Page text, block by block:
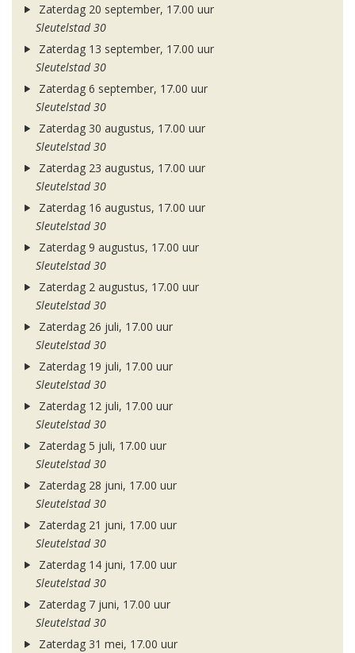
Zaterdag 20 september, 17.00 uur
Sleutelstad 30
Zaterdag 13 september, 17.00 uur
Sleutelstad 30
Zaterdag 6 september, 17.00 uur
Sleutelstad 30
Zaterdag 30 augustus, 17.00 uur
Sleutelstad 30
Zaterdag 23 augustus, 17.00 uur
Sleutelstad 30
Zaterdag 16 augustus, 17.00 uur
Sleutelstad 30
Zaterdag 9 augustus, 17.00 uur
Sleutelstad 30
Zaterdag 2 augustus, 17.00 uur
Sleutelstad 30
Zaterdag 26 juli, 17.00 uur
Sleutelstad 30
Zaterdag 19 juli, 17.00 uur
Sleutelstad 30
Zaterdag 12 juli, 17.00 uur
Sleutelstad 30
Zaterdag 5 juli, 17.00 uur
Sleutelstad 30
Zaterdag 28 juni, 17.00 uur
Sleutelstad 30
Zaterdag 21 juni, 17.00 uur
Sleutelstad 30
Zaterdag 14 juni, 17.00 uur
Sleutelstad 30
Zaterdag 7 juni, 17.00 uur
Sleutelstad 30
Zaterdag 31 mei, 17.00 uur